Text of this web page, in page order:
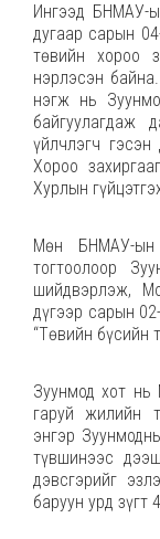
Ингээд БНМАУ-
дугаар сарын
төвийн хороо
нэрлэсэн
нэгж нь
байгуулагдаж
үйлчлэгч
Хороо
Хурлын
Мөн БНМАУ-
тогтоолоор
шийдвэрлэж,
дүгээр сарын
“Төвийн бүсийн
Зуунмод хот нь
гаруй жилийн
энгэр
түвшинээс
дэвсгэрийг
баруун урд